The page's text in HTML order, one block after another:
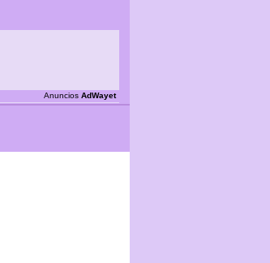
Anuncios AdWayet